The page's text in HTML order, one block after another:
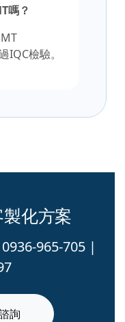
嗎？
檢驗。
製化方案
965-705 |
詢